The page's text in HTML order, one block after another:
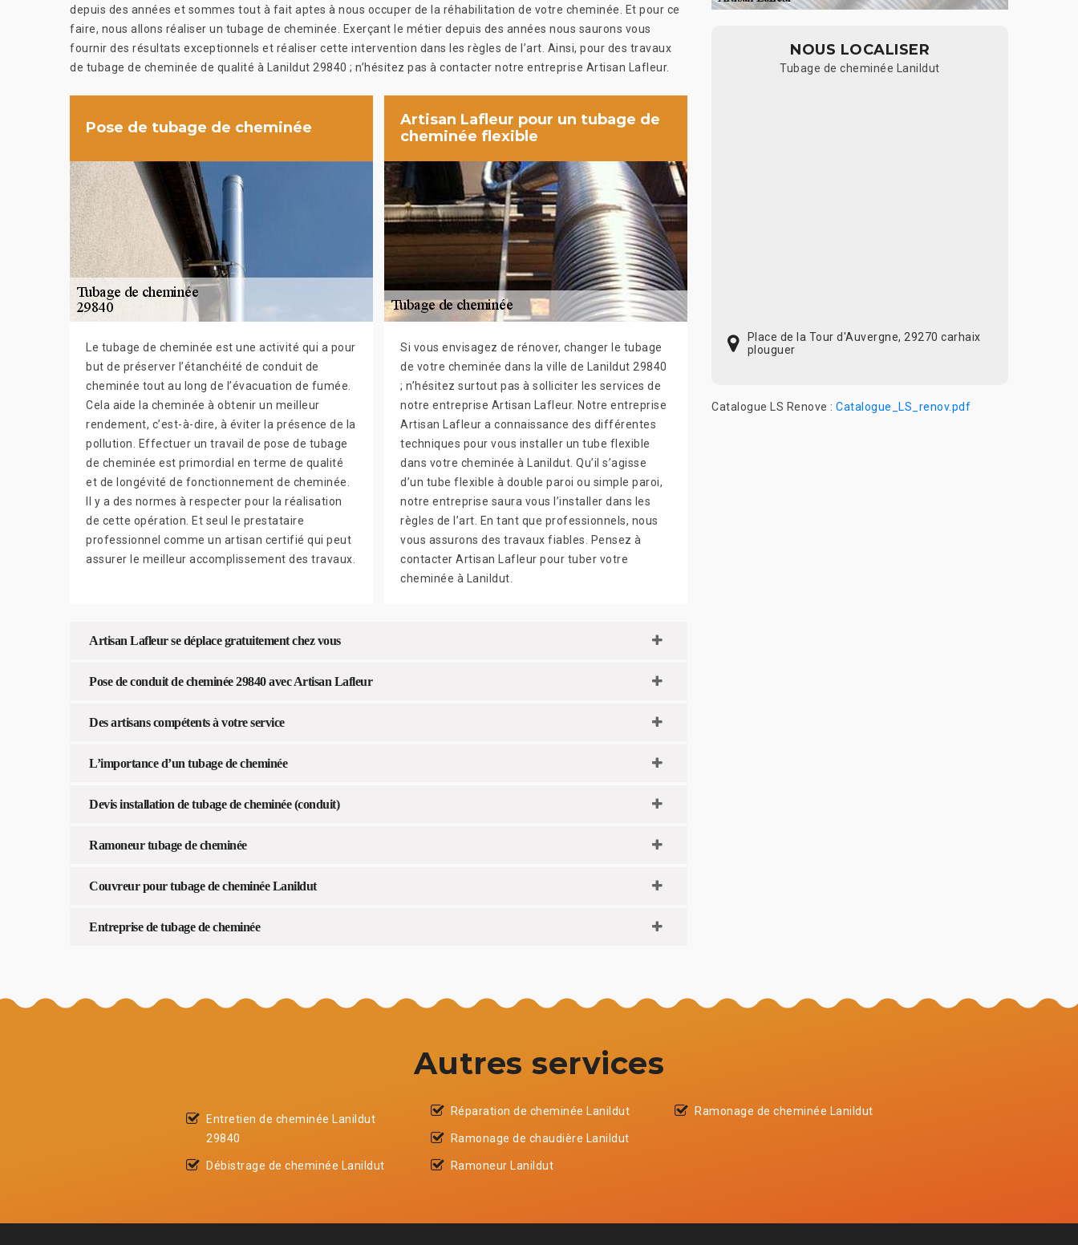
depuis des années et sommes tout à fait aptes à nous occuper de la réhabilitation de votre cheminée. Et pour ce
faire, nous allons réaliser un tubage de cheminée. Exerçant le métier depuis des années nous saurons vous
fournir des résultats exceptionnels et réaliser cette intervention dans les règles de l’art. Ainsi, pour des travaux
de tubage de cheminée de qualité à Lanildut 29840 ; n’hésitez pas à contacter notre entreprise Artisan Lafleur.
Pose de tubage de cheminée
Le tubage de cheminée est une activité qui a pour
but de préserver l’étanchéité de conduit de
cheminée tout au long de l’évacuation de fumée.
Cela aide la cheminée à obtenir un meilleur
rendement, c’est-à-dire, à éviter la présence de la
pollution. Effectuer un travail de pose de tubage
de cheminée est primordial en terme de qualité
et de longévité de fonctionnement de cheminée.
Il y a des normes à respecter pour la réalisation
de cette opération. Et seul le prestataire
professionnel comme un artisan certifié qui peut
assurer le meilleur accomplissement des travaux.
Artisan Lafleur pour un tubage de
cheminée flexible
Si vous envisagez de rénover, changer le tubage
de votre cheminée dans la ville de Lanildut 29840
; n’hésitez surtout pas à solliciter les services de
notre entreprise Artisan Lafleur. Notre entreprise
Artisan Lafleur a connaissance des différentes
techniques pour vous installer un tube flexible
dans votre cheminée à Lanildut. Qu’il s’agisse
d’un tube flexible à double paroi ou simple paroi,
notre entreprise saura vous l’installer dans les
règles de l’art. En tant que professionnels, nous
vous assurons des travaux fiables. Pensez à
contacter Artisan Lafleur pour tuber votre
cheminée à Lanildut.
Artisan Lafleur se déplace gratuitement chez vous
Pose de conduit de cheminée 29840 avec Artisan Lafleur
Des artisans compétents à votre service
L’importance d’un tubage de cheminée
Devis installation de tubage de cheminée (conduit)
Ramoneur tubage de cheminée
Couvreur pour tubage de cheminée Lanildut
Entreprise de tubage de cheminée
NOUS LOCALISER
Tubage de cheminée Lanildut
Place de la Tour d'Auvergne, 29270 carhaix
plouguer
Catalogue LS Renove : Catalogue_LS_renov.pdf
Autres services
Entretien de cheminée Lanildut
29840
Débistrage de cheminée Lanildut
Réparation de cheminée Lanildut
Ramonage de chaudière Lanildut
Ramoneur Lanildut
Ramonage de cheminée Lanildut